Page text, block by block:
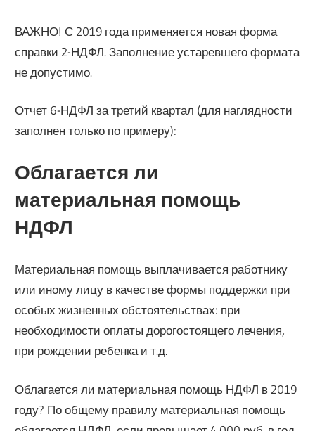
ВАЖНО! С 2019 года применяется новая форма
справки 2-НДФЛ. Заполнение устаревшего формата
не допустимо.
Отчет 6-НДФЛ за третий квартал (для наглядности
заполнен только по примеру):
Облагается ли
материальная помощь
НДФЛ
Материальная помощь выплачивается работнику
или иному лицу в качестве формы поддержки при
особых жизненных обстоятельствах: при
необходимости оплаты дорогостоящего лечения,
при рождении ребенка и т.д.
Облагается ли материальная помощь НДФЛ в 2019
году? По общему правилу материальная помощь